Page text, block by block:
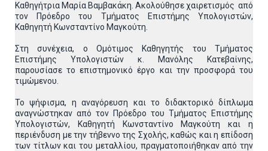
Καθηγήτρια Μαρία Βαμβακάκη. Ακολούθησε χαιρετισμός από
τον Πρόεδρο του Τμήματος Επιστήμης Υπολογιστών,
Καθηγητή Κωνσταντίνο Μαγκούτη.
Στη συνέχεια, ο Ομότιμος Καθηγητής του Τμήματος
Επιστήμης Υπολογιστών κ. Μανόλης Κατεβαίνης,
παρουσίασε το επιστημονικό έργο και την προσφορά του
τιμώμενου.
Το ψήφισμα, η αναγόρευση και το διδακτορικό δίπλωμα
αναγνώστηκαν από τον Πρόεδρο του Τμήματος Επιστήμης
Υπολογιστών, Καθηγητή Κωνσταντίνο Μαγκούτη και η
περιένδυση με την τήβεννο της Σχολής, καθώς και η επίδοση
των τίτλων και του μεταλλίου, πραγματοποιήθηκαν από την